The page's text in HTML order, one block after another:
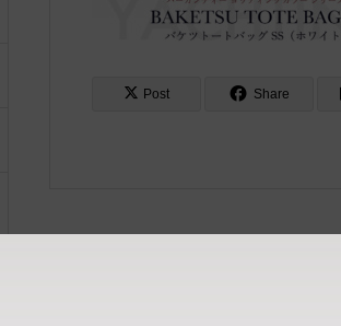
Post Share